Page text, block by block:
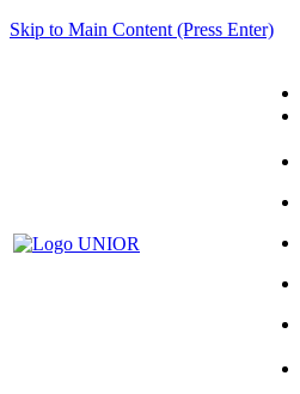
Skip to Main Content (Press Enter)